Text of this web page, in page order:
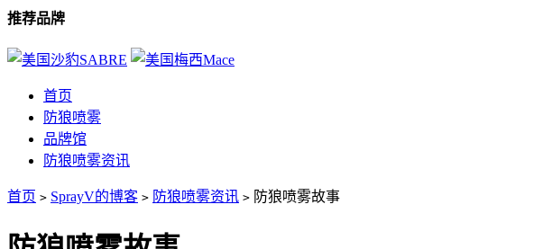
推荐品牌
首页
防狼喷雾
品牌馆
防狼喷雾资讯
首页 > SprayV的博客 > 防狼喷雾资讯 > 防狼喷雾故事